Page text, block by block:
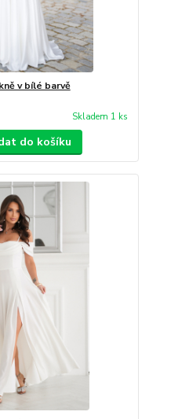
v bílé barvě
Skladem 1 ks
do košíku